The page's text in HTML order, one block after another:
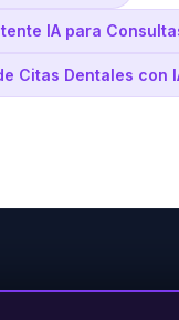
IA para
Citas Dentales con